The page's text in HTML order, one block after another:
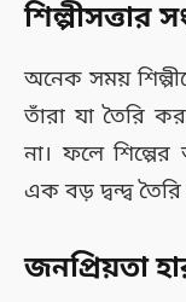
শিল্পীসত্তার
অনেক সময়
তাঁরা যা তৈরি
না। ফলে
এক বড় দ্বন্দ্ব
জনপ্রিয়তা